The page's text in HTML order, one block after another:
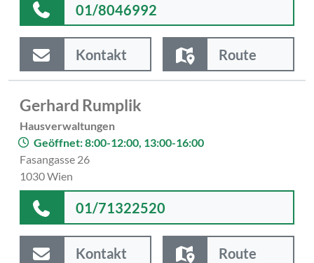
01/8046992
Kontakt Route
Gerhard Rumplik
Hausverwaltungen
Geöffnet: 8:00-12:00, 13:00-16:00
Fasangasse 26
1030 Wien
01/71322520
Kontakt Route